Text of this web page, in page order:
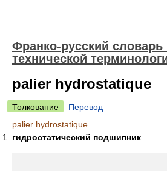
Франко-русский
технической
palier hydrostatique
Толкование
Перевод
palier hydrostatique
гидростатический подшипник